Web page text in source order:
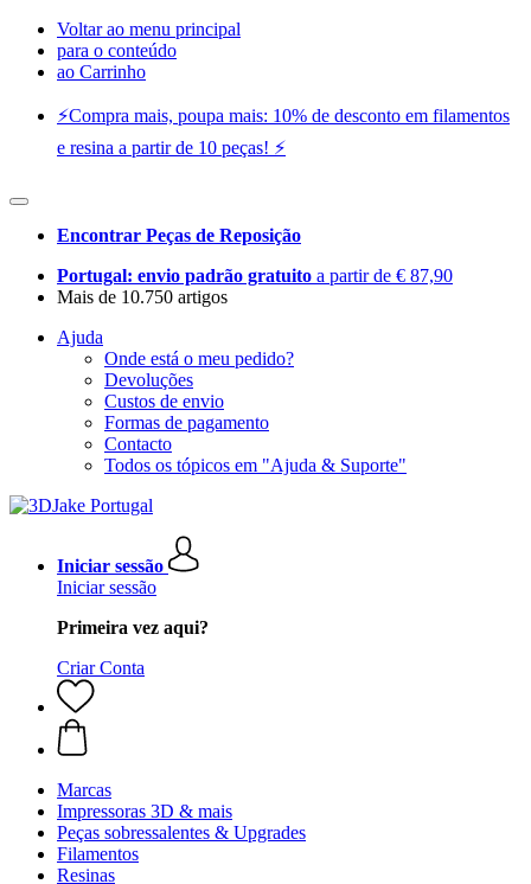
Voltar ao menu principal
para o conteúdo
ao Carrinho
⚡️Compra mais, poupa mais: 10% de desconto em filamentos
e resina a partir de 10 peças! ⚡️
Encontrar Peças de Reposição
Portugal: envio padrão gratuito a partir de € 87,90
Mais de 10.750 artigos
Ajuda
Onde está o meu pedido?
Devoluções
Custos de envio
Formas de pagamento
Contacto
Todos os tópicos em "Ajuda & Suporte"
Iniciar sessão
Iniciar sessão
Primeira vez aqui?
Criar Conta
Marcas
Impressoras 3D & mais
Peças sobressalentes & Upgrades
Filamentos
Resinas